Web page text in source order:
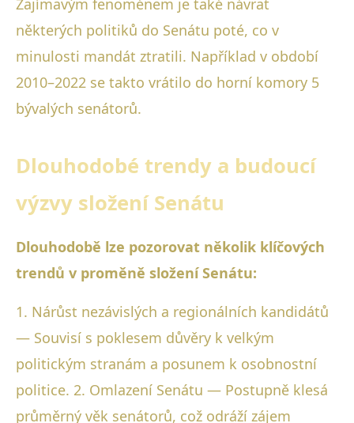
Zajímavým fenoménem je také návrat
některých politiků do Senátu poté, co v
minulosti mandát ztratili. Například v období
2010–2022 se takto vrátilo do horní komory 5
bývalých senátorů.
Dlouhodobé trendy a budoucí
výzvy složení Senátu
Dlouhodobě lze pozorovat několik klíčových
trendů v proměně složení Senátu:
1. Nárůst nezávislých a regionálních kandidátů
— Souvisí s poklesem důvěry k velkým
politickým stranám a posunem k osobnostní
politice. 2. Omlazení Senátu — Postupně klesá
průměrný věk senátorů, což odráží zájem